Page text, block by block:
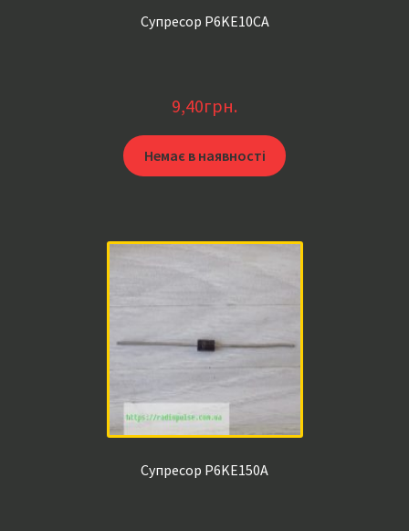
Супресор P6KE10CA
9,40грн.
Немає в наявності
Супресор P6KE150A